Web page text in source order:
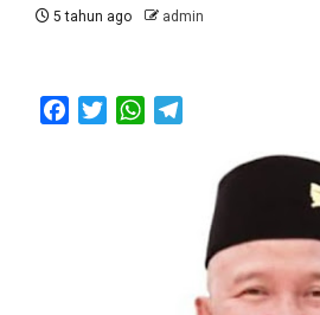
5 tahun ago admin
FacebookTwitterWhatsApp